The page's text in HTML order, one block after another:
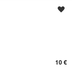
10 €